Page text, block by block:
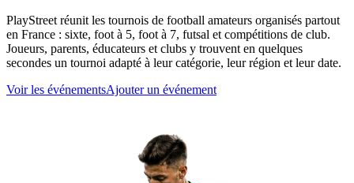
PlayStreet réunit les tournois de football amateurs organisés partout
en France : sixte, foot à 5, foot à 7, futsal et compétitions de club.
Joueurs, parents, éducateurs et clubs y trouvent en quelques
secondes un tournoi adapté à leur catégorie, leur région et leur date.
Voir les événementsAjouter un événement